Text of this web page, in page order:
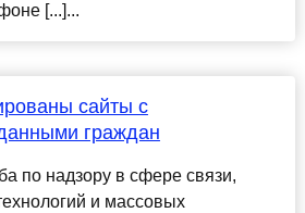
[...]...
сайты с
граждан
по надзору в сфере связи,
и массовых